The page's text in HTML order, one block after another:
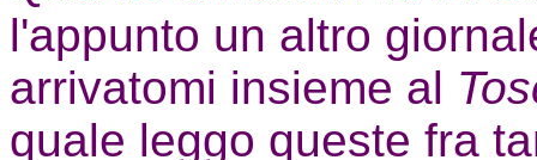
l'appunto un altro
arrivatomi insieme al
quale leggo queste fra